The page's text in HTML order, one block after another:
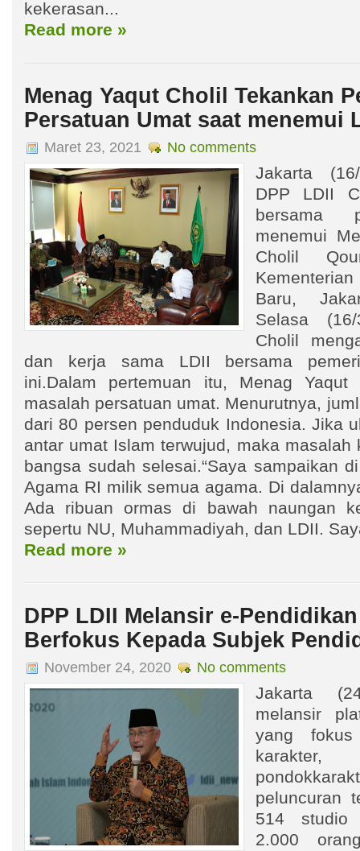
kekerasan...
Read more »
Menag Yaqut Cholil Tekankan
Persatuan Umat saat menemui
Maret 23, 2021 No comments
Jakarta
DPP LDII
bersama
menemui
Cholil
Baru,
Selasa
Cholil
dan kerja sama LDII bersama
ini.Dalam pertemuan itu, Menag Yaqut
masalah persatuan umat. Menurutnya,
dari 80 persen penduduk Indonesia. Jika
antar umat Islam terwujud, maka masalah
bangsa sudah selesai.“Saya sampaikan
Agama RI milik semua agama. Di
Ada ribuan ormas di bawah naungan
sepertu NU, Muhammadiyah, dan LDII.
Read more »
DPP LDII Melansir e-
Berfokus Kepada Subjek
November 24, 2020 No comments
Jakarta
melansir
yang fokus
karakter,
peluncuran
514
2.000